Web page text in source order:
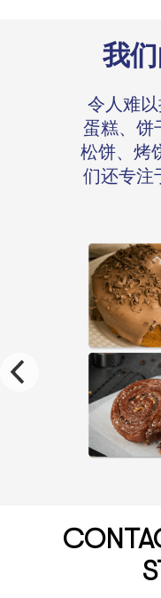
我
令人难
蛋糕、饼
松饼、烤
们还专注